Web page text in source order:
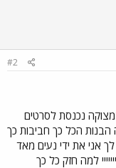
#2
נכנסת לסרטים
הבנות הכל כך חביבות כך
אני את ידי נעים מאד
למה חזק כל כך